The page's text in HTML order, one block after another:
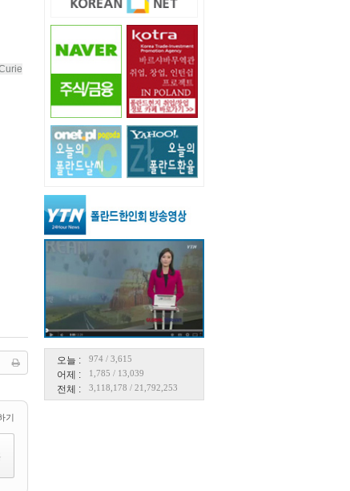
오늘 : 974 / 3,615
어제 : 1,785 / 13,039
전체 : 3,118,178 / 21,792,253
기